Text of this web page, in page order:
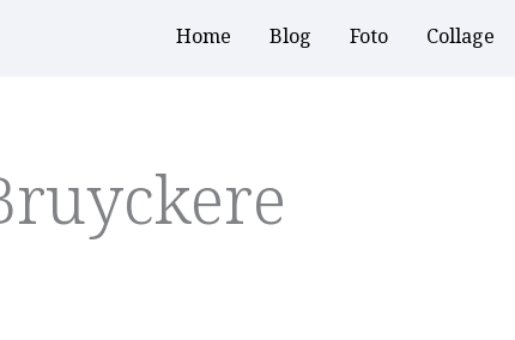
Home Blog Foto Collage